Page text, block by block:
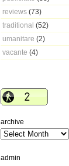
reviews (73)
traditional (52)
umanitare (2)
vacante (4)
archive
admin